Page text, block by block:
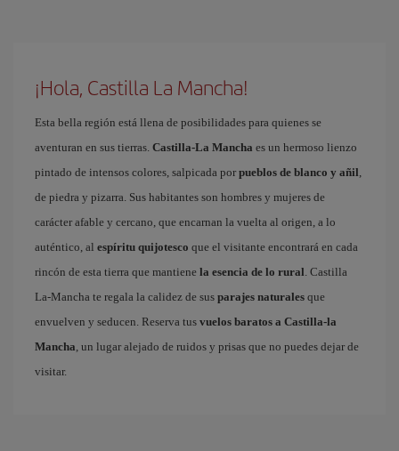
¡Hola, Castilla La Mancha!
Esta bella región está llena de posibilidades para quienes se
aventuran en sus tierras. Castilla-La Mancha es un hermoso lienzo
pintado de intensos colores, salpicada por pueblos de blanco y añil
de piedra y pizarra. Sus habitantes son hombres y mujeres de
carácter afable y cercano, que encarnan la vuelta al origen, a lo
auténtico, al espíritu quijotesco que el visitante encontrará en cada
rincón de esta tierra que mantiene la esencia de lo rural . Castilla
La-Mancha te regala la calidez de sus parajes naturales que
envuelven y seducen. Reserva tus vuelos baratos a Castilla-la
Mancha , un lugar alejado de ruidos y prisas que no puedes dejar de
visitar.